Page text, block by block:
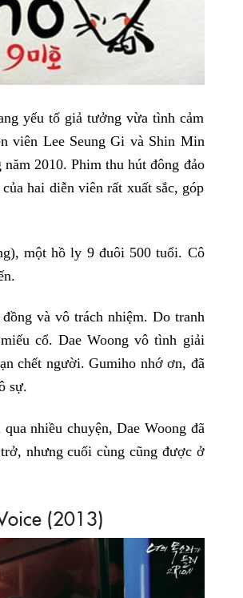
yếu tố giả tưởng vừa tình cảm
viên Lee Seung Gi và Shin Min
2010. Phim thu hút đông đảo
hai diễn viên rất xuất sắc, góp
một hồ ly 9 đuôi 500 tuổi. Cô
và vô trách nhiệm. Do tranh
cổ. Dae Woong vô tình giải
chết người. Gumiho nhớ ơn, đã
sự.
nhiều chuyện, Dae Woong đã
nhưng cuối cùng cũng được ở
(2013)